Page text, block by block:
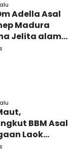
Adella Asal
Madura
Jelita alami
di
BBM Asal
Laok